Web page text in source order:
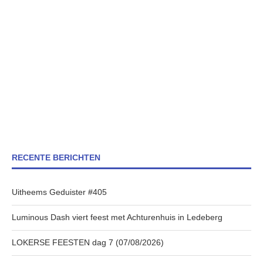
RECENTE BERICHTEN
Uitheems Geduister #405
Luminous Dash viert feest met Achturenhuis in Ledeberg
LOKERSE FEESTEN dag 7 (07/08/2026)